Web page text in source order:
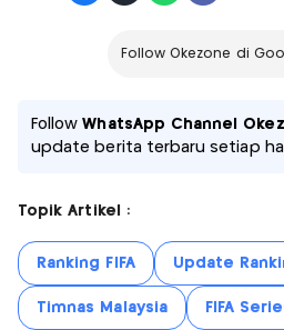
Follow Okezone di
FollowWhatsApp Channel
update berita terbaru setiap
Topik Artikel :
Ranking FIFA Update
Timnas Malaysia FIFA